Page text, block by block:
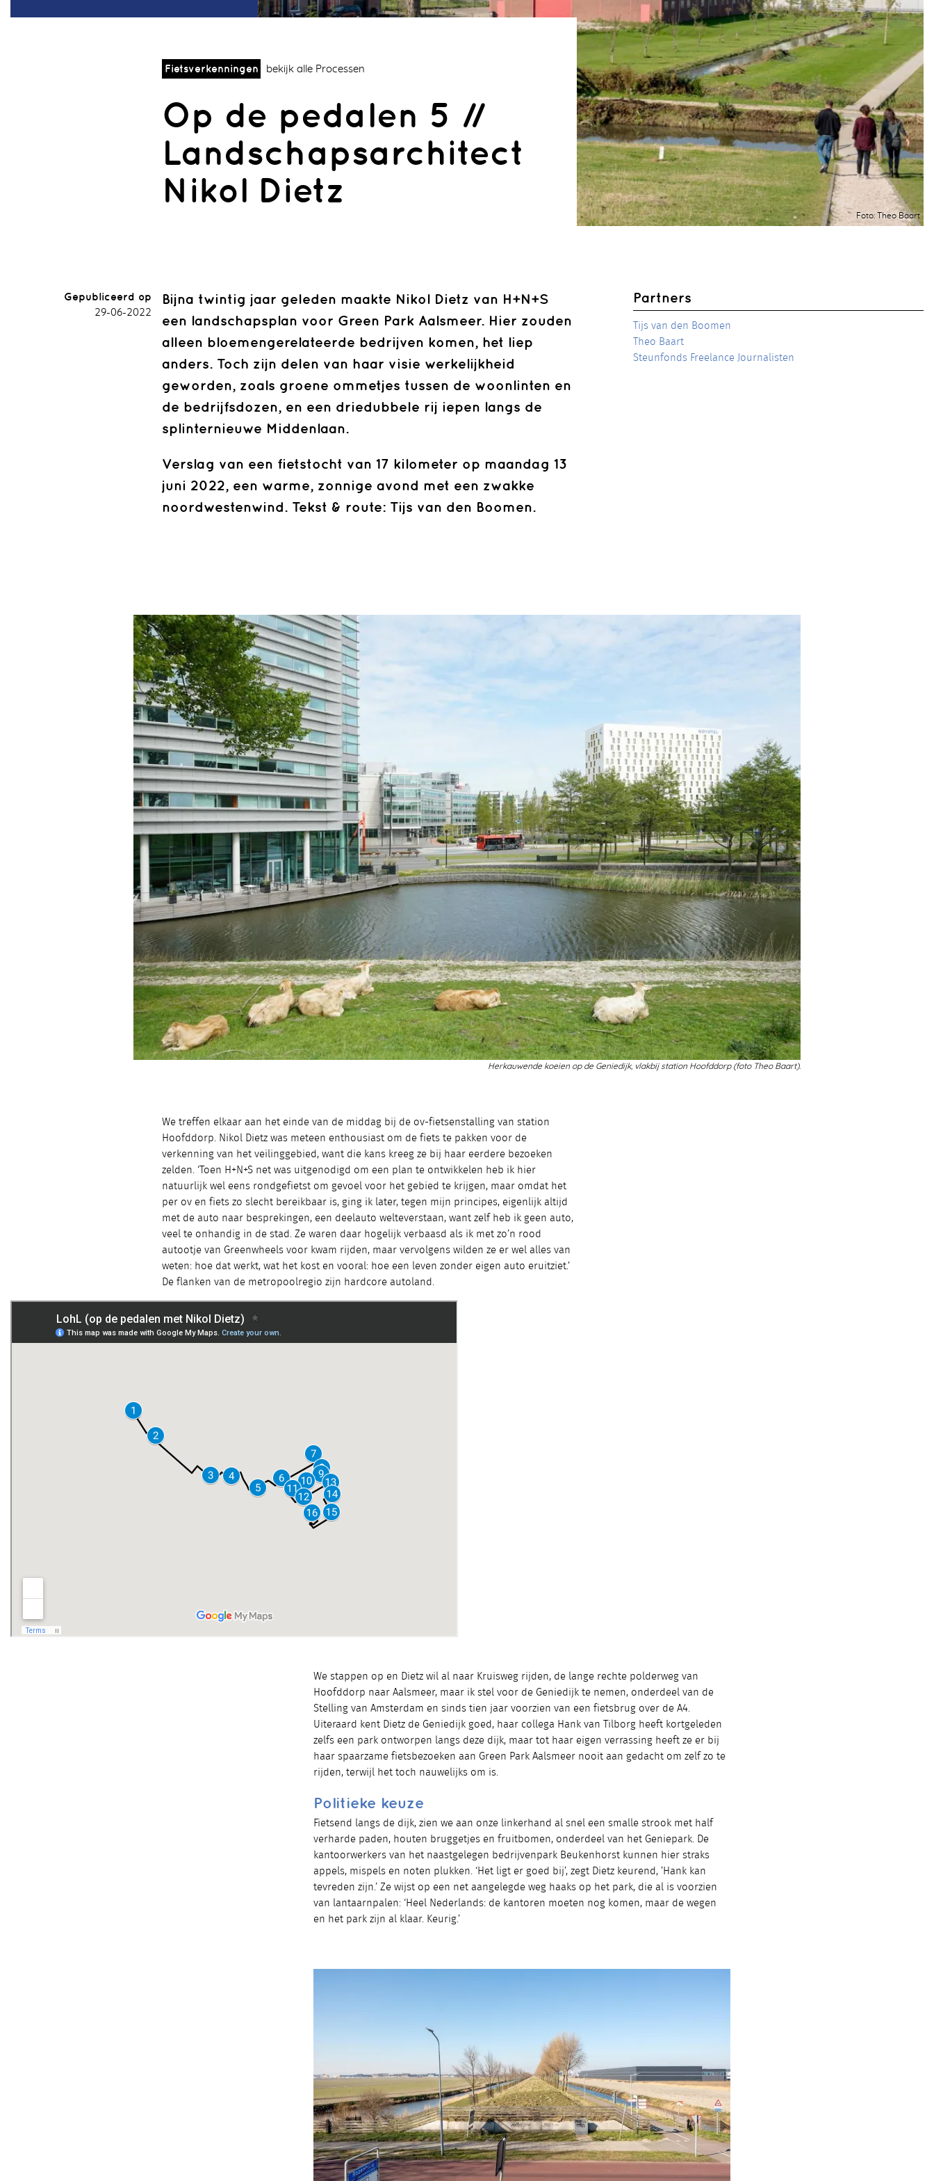
Foto: Theo Baart
Fietsverkenningen bekijk alle Processen
Op de pedalen 5 //
Landschapsarchitect
Nikol Dietz
Gepubliceerd op
29-06-2022
Partners
Tijs van den Boomen
Theo Baart
Steunfonds Freelance Journalisten
Bijna twintig jaar geleden maakte Nikol Dietz van H+N+S
een landschapsplan voor Green Park Aalsmeer. Hier zouden
alleen bloemengerelateerde bedrijven komen, het liep
anders. Toch zijn delen van haar visie werkelijkheid
geworden, zoals groene ommetjes tussen de woonlinten en
de bedrijfsdozen, en een driedubbele rij iepen langs de
splinternieuwe Middenlaan.
Verslag van een fietstocht van 17 kilometer op maandag 13
juni 2022, een warme, zonnige avond met een zwakke
noordwestenwind. Tekst & route: Tijs van den Boomen.
Herkauwende koeien op de Geniedijk, vlakbij station Hoofddorp (foto Theo Baart).
We treffen elkaar aan het einde van de middag bij de ov-fietsenstalling van station
Hoofddorp. Nikol Dietz was meteen enthousiast om de fiets te pakken voor de
verkenning van het veilinggebied, want die kans kreeg ze bij haar eerdere bezoeken
zelden. ‘Toen H+N+S net was uitgenodigd om een plan te ontwikkelen heb ik hier
natuurlijk wel eens rondgefietst om gevoel voor het gebied te krijgen, maar omdat het
per ov en fiets zo slecht bereikbaar is, ging ik later, tegen mijn principes, eigenlijk altijd
met de auto naar besprekingen, een deelauto welteverstaan, want zelf heb ik geen auto,
veel te onhandig in de stad. Ze waren daar hogelijk verbaasd als ik met zo’n rood
autootje van Greenwheels voor kwam rijden, maar vervolgens wilden ze er wel alles van
weten: hoe dat werkt, wat het kost en vooral: hoe een leven zonder eigen auto eruitziet.’
De flanken van de metropoolregio zijn hardcore autoland.
We stappen op en Dietz wil al naar Kruisweg rijden, de lange rechte polderweg van
Hoofddorp naar Aalsmeer, maar ik stel voor de Geniedijk te nemen, onderdeel van de
Stelling van Amsterdam en sinds tien jaar voorzien van een fietsbrug over de A4.
Uiteraard kent Dietz de Geniedijk goed, haar collega Hank van Tilborg heeft kortgeleden
zelfs een park ontworpen langs deze dijk, maar tot haar eigen verrassing heeft ze er bij
haar spaarzame fietsbezoeken aan Green Park Aalsmeer nooit aan gedacht om zelf zo te
rijden, terwijl het toch nauwelijks om is.
Politieke keuze
Fietsend langs de dijk, zien we aan onze linkerhand al snel een smalle strook met half
verharde paden, houten bruggetjes en fruitbomen, onderdeel van het Geniepark. De
kantoorwerkers van het naastgelegen bedrijvenpark Beukenhorst kunnen hier straks
appels, mispels en noten plukken. ‘Het ligt er goed bij’, zegt Dietz keurend, ’Hank kan
tevreden zijn.’ Ze wijst op een net aangelegde weg haaks op het park, die al is voorzien
van lantaarnpalen: ‘Heel Nederlands: de kantoren moeten nog komen, maar de wegen
en het park zijn al klaar. Keurig.’